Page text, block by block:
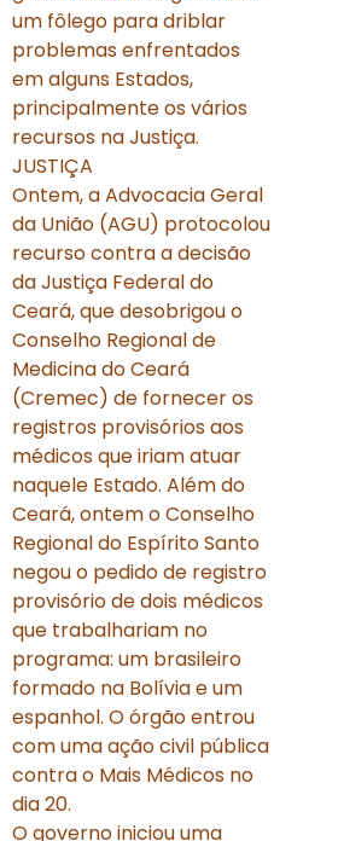
um fôlego para driblar
problemas enfrentados
em alguns Estados,
principalmente os vários
recursos na Justiça.
JUSTIÇA
Ontem, a Advocacia Geral
da União (AGU) protocolou
recurso contra a decisão
da Justiça Federal do
Ceará, que desobrigou o
Conselho Regional de
Medicina do Ceará
(Cremec) de fornecer os
registros provisórios aos
médicos que iriam atuar
naquele Estado. Além do
Ceará, ontem o Conselho
Regional do Espírito Santo
negou o pedido de registro
provisório de dois médicos
que trabalhariam no
programa: um brasileiro
formado na Bolívia e um
espanhol. O órgão entrou
com uma ação civil pública
contra o Mais Médicos no
dia 20.
O governo iniciou uma